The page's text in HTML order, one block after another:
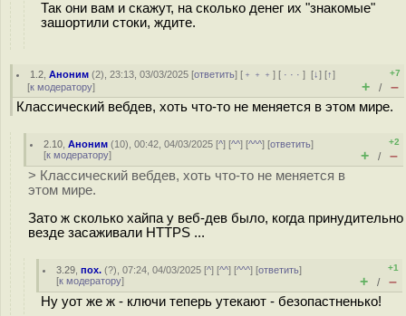
Так они вам и скажут, на сколько денег их "знакомые"
зашортили стоки, ждите.
1.2 ,Аноним (2), 23:13, 03/03/2025 [ответить] [ ﹢﹢﹢] [ · · ·][↓] [↑]
[к модератору]
+7
+ / –
Классический вебдев, хоть что-то не меняется в этом мире.
2.10 ,Аноним (10), 00:42, 04/03/2025 [^] [^^] [^^^] [ответить]
[к модератору]
+2
+ / –
> Классический вебдев, хоть что-то не меняется в
этом мире.
Зато ж сколько хайпа у веб-дев было, когда принудительно
везде засаживали HTTPS ...
3.29 ,пох. (?), 07:24, 04/03/2025 [^] [^^] [^^^] [ответить]
[к модератору]
+1
+ / –
Ну уот же ж - ключи теперь утекают - безопастненько!